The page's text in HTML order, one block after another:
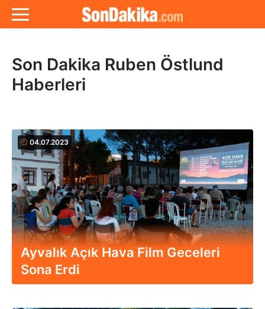
Son Dakika Ruben Östlund
Haberleri
04.07.2023
Ayvalık Açık Hava Film Geceleri
Sona Erdi